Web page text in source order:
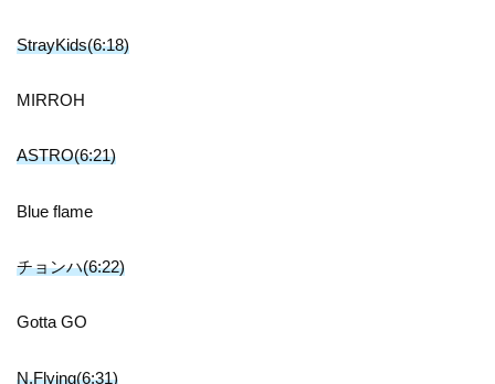
StrayKids(6:18)
MIRROH
ASTRO(6:21)
Blue flame
チョンハ(6:22)
Gotta GO
N.Flying(6:31)